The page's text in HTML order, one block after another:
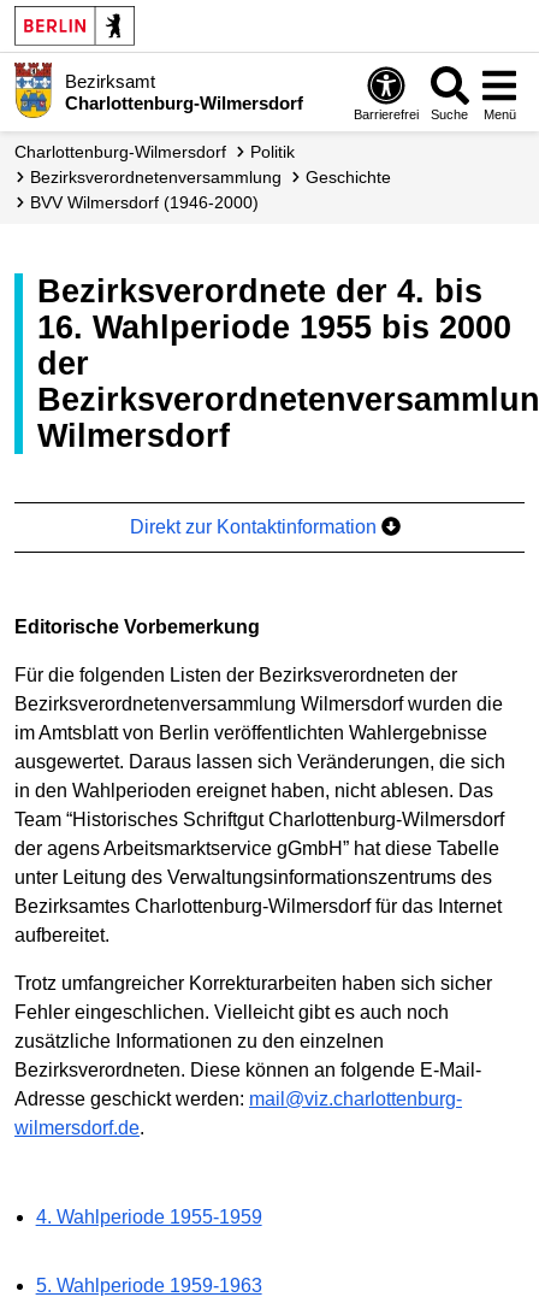
Bezirksamt
Charlottenburg-Wilmersdorf
Barrierefrei Suche Menü
Charlottenburg-Wilmersdorf
Politik
Bezirks­verordneten­versammlung
Geschichte
BVV Wilmersdorf (1946-2000)
Bezirksverordnete der 4. bis
16. Wahlperiode 1955 bis 2000
der
Wilmersdorf
Direkt zur Kontaktinformation
Editorische Vorbemerkung
Für die folgenden Listen der Bezirksverordneten der
Bezirksverordnetenversammlung Wilmersdorf wurden die
im Amtsblatt von Berlin veröffentlichten Wahlergebnisse
ausgewertet. Daraus lassen sich Veränderungen, die sich
in den Wahlperioden ereignet haben, nicht ablesen. Das
Team “Historisches Schriftgut Charlottenburg-Wilmersdorf
der agens Arbeitsmarktservice gGmbH” hat diese Tabelle
unter Leitung des Verwaltungsinformationszentrums des
Bezirksamtes Charlottenburg-Wilmersdorf für das Internet
aufbereitet.
Trotz umfangreicher Korrekturarbeiten haben sich sicher
Fehler eingeschlichen. Vielleicht gibt es auch noch
zusätzliche Informationen zu den einzelnen
Bezirksverordneten. Diese können an folgende E-Mail-
Adresse geschickt werden: mail@viz.charlottenburg-
wilmersdorf.de.
4. Wahlperiode 1955-1959
5. Wahlperiode 1959-1963